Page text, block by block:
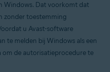
/ Education – 32-/64-bits
– 32-/64-bits
Windows. Dat voorkomt dat
zonder toestemming
u Avast-software
te melden bij Windows als een
om de autorisatieprocedure te